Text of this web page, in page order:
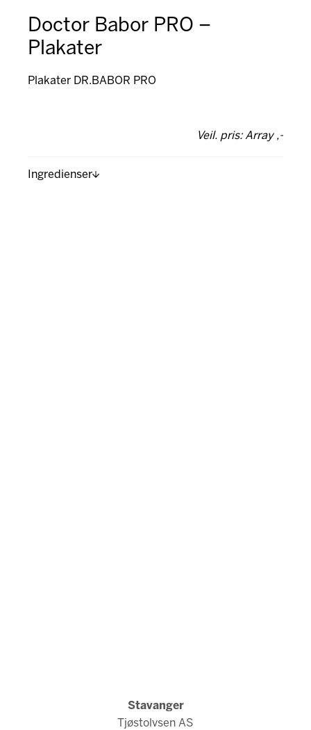
Doctor Babor PRO –
Plakater
Plakater DR.BABOR PRO
Veil. pris: Array ,-
Ingredienser
Stavanger
Tjøstolvsen AS